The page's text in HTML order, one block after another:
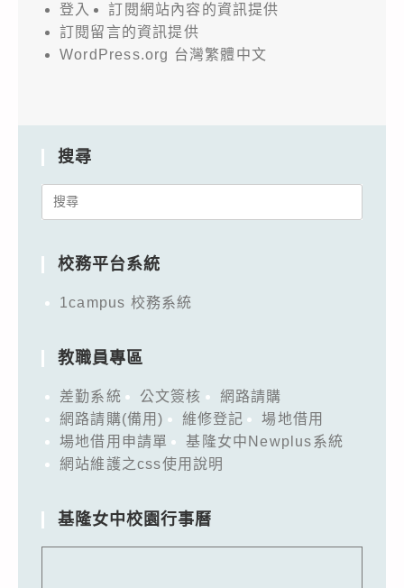
登入
訂閱網站內容的資訊提供
訂閱留言的資訊提供
WordPress.org 台灣繁體中文
搜尋
Search
校務平台系統
1campus 校務系統
教職員專區
差勤系統 公文簽核
網路請購
網路請購(備用)
維修登記
場地借用
場地借用申請單
基隆女中Newplus系統
網站維護之css使用說明
基隆女中校園行事曆